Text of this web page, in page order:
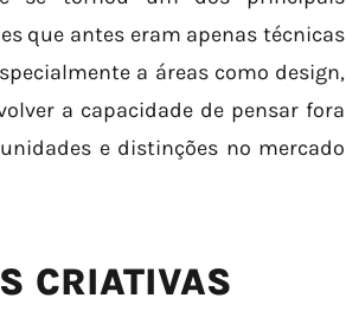
que antes eram apenas técnicas
a áreas como design,
a capacidade de pensar fora
e distinções no mercado
CRIATIVAS